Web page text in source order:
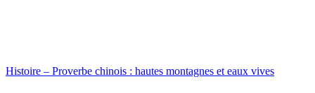
Histoire – Proverbe chinois : hautes montagnes et eaux vives